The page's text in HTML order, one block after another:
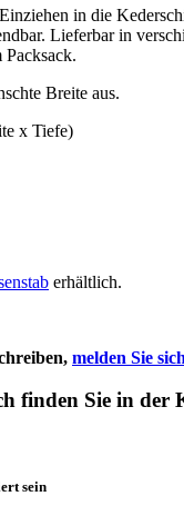
in die
Lieferbar in
Breite aus.
x Tiefe)
erhältlich.
melden Sie
finden Sie in der
sein